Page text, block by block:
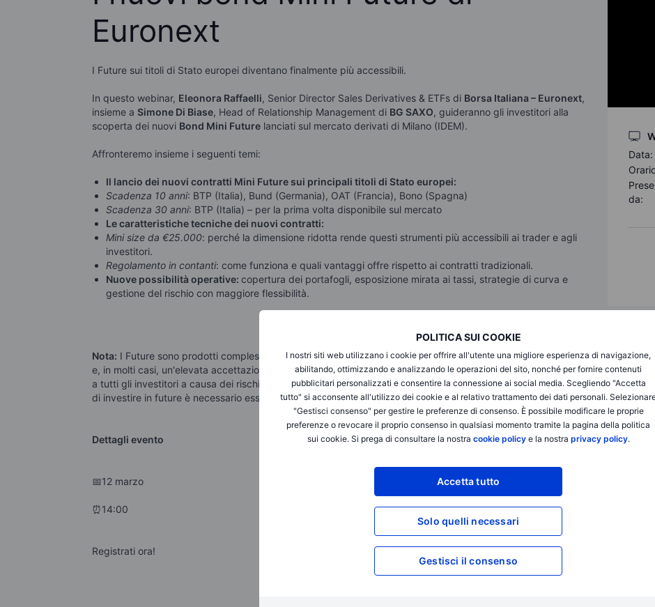
POLITICA SUI COOKIE
I nostri siti web utilizzano i cookie per offrire all'utente una migliore esperienza di navigazione,
abilitando, ottimizzando e analizzando le operazioni del sito, nonché per fornire contenuti
pubblicitari personalizzati e consentire la connessione ai social media. Scegliendo "Accetta
tutto" si acconsente all'utilizzo dei cookie e al relativo trattamento dei dati personali.
"Gestisci consenso" per gestire le preferenze di consenso. È possibile modificare le proprie
preferenze o revocare il proprio consenso in qualsiasi momento tramite la pagina della politica
sui cookie. Si prega di consultare la nostra cookie policye la nostra privacy policy.
Accetta tutto
Solo quelli necessari
Gestisci il consenso
Euronext
I Future sui titoli di Stato europei diventano finalmente più accessibili.
In questo webinar, Eleonora Raffaelli, Senior Director Sales Derivatives & ETFs di Borsa Italiana – Euronext,
insieme a Simone Di Biase, Head of Relationship Management di BG SAXO, guideranno gli investitori alla
scoperta dei nuovi Bond Mini Future lanciati sul mercato derivati di Milano (IDEM).
Affronteremo insieme i seguenti temi:
Il lancio dei nuovi contratti Mini Future sui principali titoli di Stato europei:
Scadenza 10 anni: BTP (Italia), Bund (Germania), OAT (Francia), Bono (Spagna)
Scadenza 30 anni: BTP (Italia) – per la prima volta disponibile sul mercato
Le caratteristiche tecniche dei nuovi contratti:
Mini size da €25.000: perché la dimensione ridotta rende questi strumenti più accessibili ai trader e agli
investitori.
Regolamento in contanti: come funziona e quali vantaggi offre rispetto ai contratti tradizionali.
Nuove possibilità operative: copertura dei portafogli, esposizione mirata ai tassi, strategie di curva e
gestione del rischio con maggiore flessibilità.
Nota: I Future sono prodotti complessi e ad alto rischio e richiedono conoscenza, esperienza di investimento
e, in molti casi, un'elevata accettazione del rischio. Il trading di future è altamente speculativo e non è adatto
a tutti gli investitori a causa dei rischi connessi. La negoziazione di future comporta un rischio elevato. Prima
di investire in future è necessario essere ben informarti sul funzionamento e sui rischi di tali prodotti.
Dettagli evento
📅12 marzo
⏰14:00
Registrati ora!
Data:
da: